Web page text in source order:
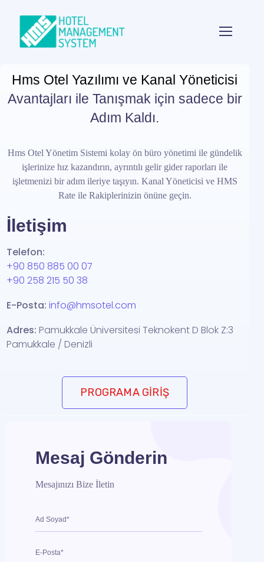
Hms Otel Yazılımı ve Kanal Yöneticisi
Avantajları ile Tanışmak için sadece bir
Adım Kaldı.
Hms Otel Yönetim Sistemi kolay ön büro yönetimi ile gündelik
işlerinize hız kazandırın, ayrıntılı gelir gider raporları ile
işletmenizi bir adım ileriye taşıyın. Kanal Yöneticisi ve HMS
Rate ile Rakiplerinizin önüne geçin.
İletişim
Telefon:
+90 850 885 00 07
+90 258 215 50 38
E-Posta: info@hmsotel.com
Adres: Pamukkale Üniversitesi Teknokent D Blok Z:3
Pamukkale / Denizli
PROGRAMA GIRIŞ
Mesaj Gönderin
Mesajınızı Bize İletin